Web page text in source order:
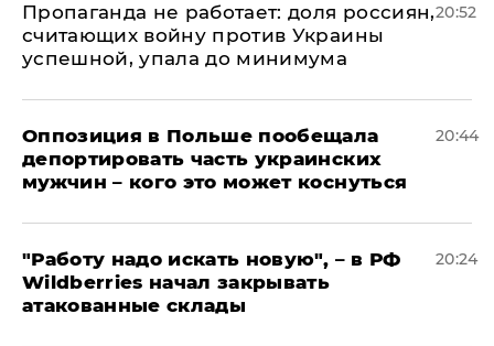
​Пропаганда не работает: доля россиян,
считающих войну против Украины
успешной, упала до минимума
20:52
Оппозиция в Польше пообещала
депортировать часть украинских
мужчин – кого это может коснуться
20:44
"Работу надо искать новую", – в РФ
Wildberries начал закрывать
атакованные склады
20:24